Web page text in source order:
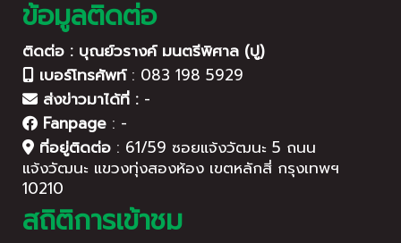
ข้อมูลติดต่อ
ติดต่อ : บุณย์วรางค์ มนตรีพิศาล (ปู)
เบอร์โทรศัพท์: 083 198 5929
ส่งข่าวมาได้ที่ : -
Fanpage : -
ที่อยู่ติดต่อ : 61/59 ซอยแจ้งวัฒนะ 5 ถนน
แจ้งวัฒนะ แขวงทุ่งสองห้อง เขตหลักสี่ กรุงเทพฯ
10210
สถิติการเข้าชม